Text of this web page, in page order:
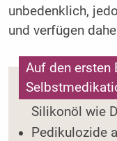
unbedenklich,
und verfügen
Auf den
Pedikulozide
Silikonöl wie
Pedikulozide